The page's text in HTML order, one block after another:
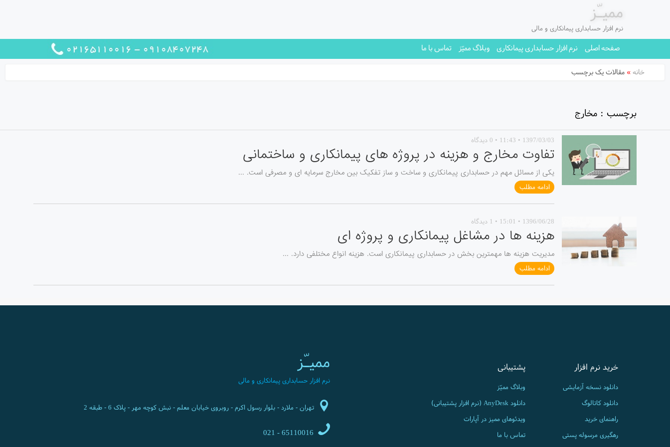
ممیـّز
نرم افزار حسابداری پیمانکاری و مالی
صفحه اصلی نرم افزار حسابداری پیمانکاری وبلاگ ممیّز تماس با ما
خانه » مقالات یک برچسب
برچسب : مخارج
1397/03/03 • 11:43 • 0 دیدگاه
تفاوت مخارج و هزینه در پروژه های پیمانکاری و ساختمانی
یکی از مسائل مهم در حسابداری پیمانکاری و ساخت و ساز تفکیک بین مخارج سرمایه ای و مصرفی است. ...
ادامه مطلب
1396/06/28 • 15:01 • 1 دیدگاه
هزینه ها در مشاغل پیمانکاری و پروژه ای
مدیریت هزینه ها مهمترین بخش در حسابداری پیمانکاری است. هزینه انواع مختلفی دارد. ...
ادامه مطلب
خرید نرم افزار
دانلود نسخه آزمایشی
دانلود کاتالوگ
راهنمای خرید
رهگیری مرسوله پستی
پشتیبانی
وبلاگ ممیّز
دانلود AnyDesk (نرم افزار پشتیبانی)
ویدئوهای ممیز در آپارات
تماس با ما
ممیـّز
نرم افزار حسابداری پیمانکاری و مالی
تهران - ملارد - بلوار رسول اکرم - روبروی خیابان معلم - نبش کوچه مهر - پلاک 6 - طبقه 2